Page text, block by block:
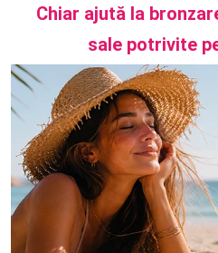
Chiar ajută la
sale potrivite